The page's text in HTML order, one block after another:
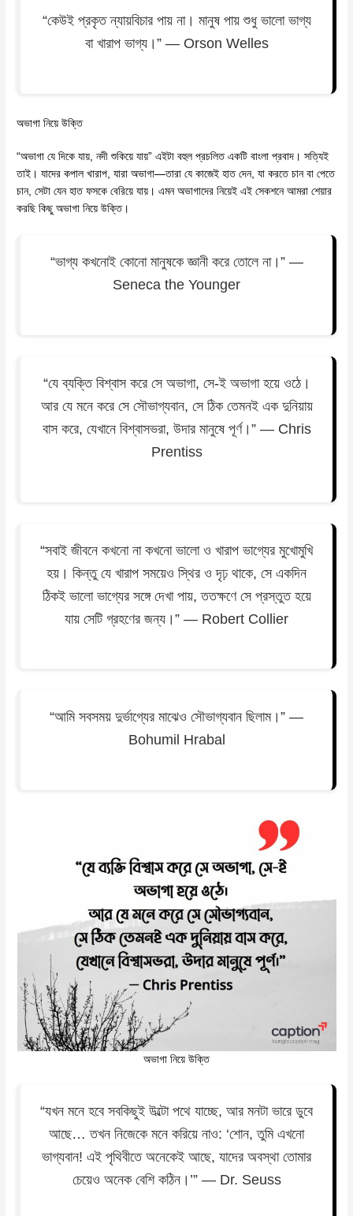
“কেউই প্রকৃত ন্যায়বিচার পায় না। মানুষ পায় শুধু ভালো ভাগ্য
বা খারাপ ভাগ্য।” — Orson Welles
অভাগা নিয়ে উক্তি
“অভাগা যে দিকে যায়, নদী শুকিয়ে যায়” এইটা বহুল প্রচলিত একটি বাংলা প্রবাদ। সত্যিই
তাই। যাদের কপাল খারাপ, যারা অভাগা—তারা যে কাজেই হাত দেন, যা করতে চান বা পেতে
চান, সেটা যেন হাত ফসকে বেরিয়ে যায়। এমন অভাগাদের নিয়েই এই সেকশনে আমরা শেয়ার
করছি কিছু অভাগা নিয়ে উক্তি।
“ভাগ্য কখনোই কোনো মানুষকে জ্ঞানী করে তোলে না।” —
Seneca the Younger
“যে ব্যক্তি বিশ্বাস করে সে অভাগা, সে-ই অভাগা হয়ে ওঠে।
আর যে মনে করে সে সৌভাগ্যবান, সে ঠিক তেমনই এক দুনিয়ায়
বাস করে, যেখানে বিশ্বাসভরা, উদার মানুষে পূর্ণ।” — Chris
Prentiss
“সবাই জীবনে কখনো না কখনো ভালো ও খারাপ ভাগ্যের মুখোমুখি
হয়। কিন্তু যে খারাপ সময়েও স্থির ও দৃঢ় থাকে, সে একদিন
ঠিকই ভালো ভাগ্যের সঙ্গে দেখা পায়, ততক্ষণে সে প্রস্তুত হয়ে
যায় সেটি গ্রহণের জন্য।” — Robert Collier
“আমি সবসময় দুর্ভাগ্যের মাঝেও সৌভাগ্যবান ছিলাম।” —
Bohumil Hrabal
অভাগা নিয়ে উক্তি
“যখন মনে হবে সবকিছুই উল্টো পথে যাচ্ছে, আর মনটা ভারে ডুবে
আছে… তখন নিজেকে মনে করিয়ে নাও: ‘শোন, তুমি এখনো
ভাগ্যবান! এই পৃথিবীতে অনেকেই আছে, যাদের অবস্থা তোমার
চেয়েও অনেক বেশি কঠিন।’” — Dr. Seuss